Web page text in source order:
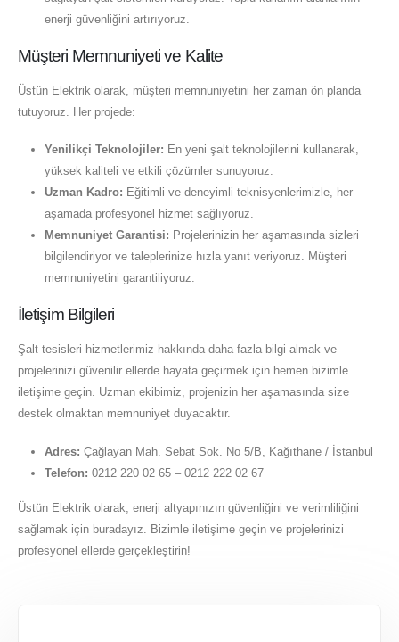
enerji güvenliğini artırıyoruz.
Müşteri Memnuniyeti ve Kalite
Üstün Elektrik olarak, müşteri memnuniyetini her zaman ön planda
tutuyoruz. Her projede:
Yenilikçi Teknolojiler: En yeni şalt teknolojilerini kullanarak,
yüksek kaliteli ve etkili çözümler sunuyoruz.
Uzman Kadro: Eğitimli ve deneyimli teknisyenlerimizle, her
aşamada profesyonel hizmet sağlıyoruz.
Memnuniyet Garantisi: Projelerinizin her aşamasında sizleri
bilgilendiriyor ve taleplerinize hızla yanıt veriyoruz. Müşteri
memnuniyetini garantiliyoruz.
İletişim Bilgileri
Şalt tesisleri hizmetlerimiz hakkında daha fazla bilgi almak ve
projelerinizi güvenilir ellerde hayata geçirmek için hemen bizimle
iletişime geçin. Uzman ekibimiz, projenizin her aşamasında size
destek olmaktan memnuniyet duyacaktır.
Adres: Çağlayan Mah. Sebat Sok. No 5/B, Kağıthane / İstanbul
Telefon: 0212 220 02 65 – 0212 222 02 67
Üstün Elektrik olarak, enerji altyapınızın güvenliğini ve verimliliğini
sağlamak için buradayız. Bizimle iletişime geçin ve projelerinizi
profesyonel ellerde gerçekleştirin!